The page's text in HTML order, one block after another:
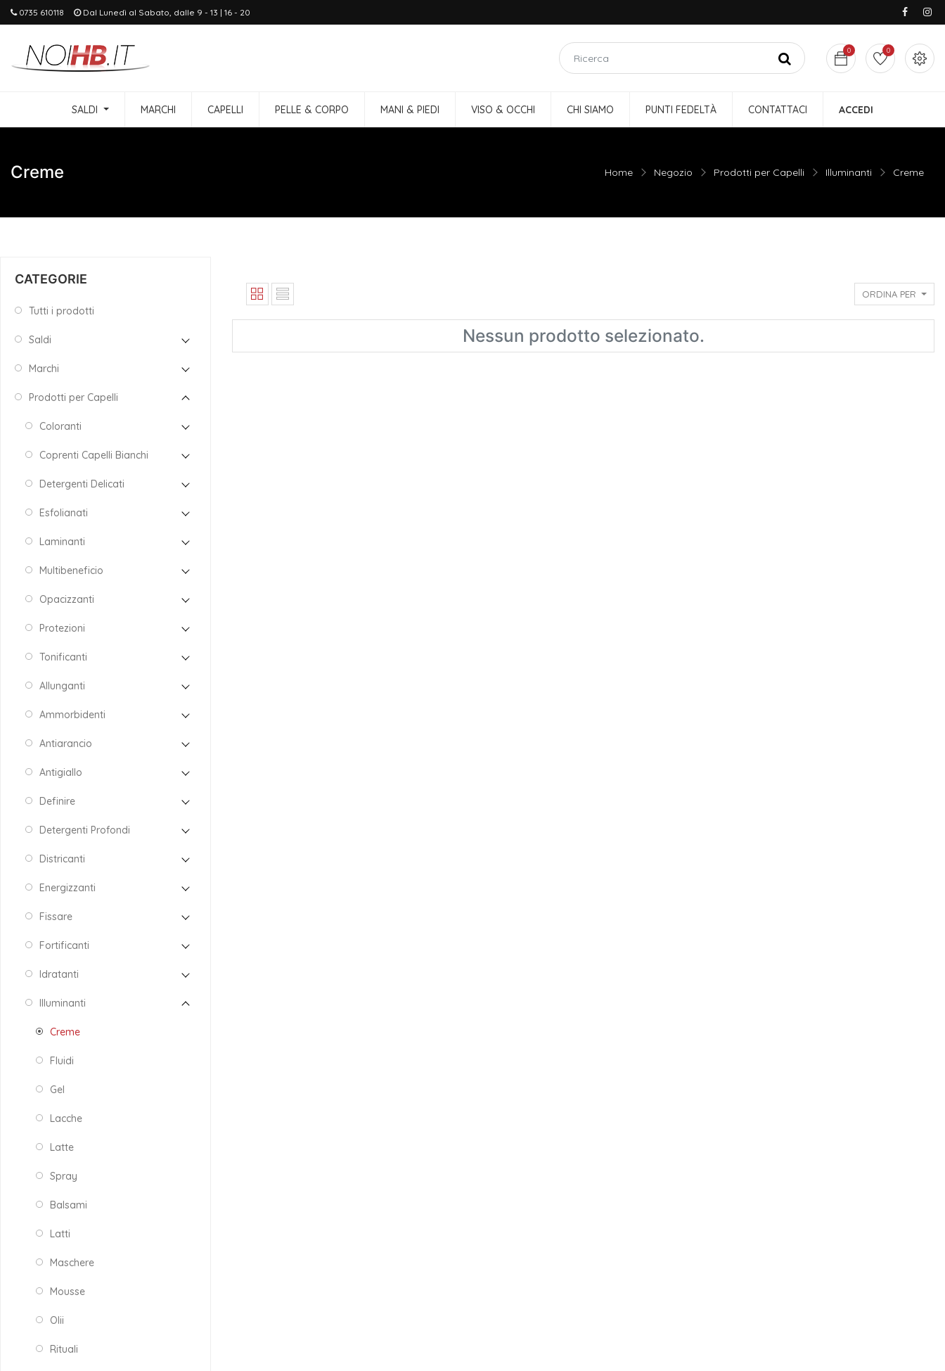
0735 610118 Dal Lunedì al Sabato, dalle 9 - 13 | 16 - 20
0 0
SALDI MARCHI CAPELLI PELLE & CORPO MANI & PIEDI VISO & OCCHI CHI SIAMO PUNTI FEDELTÀ CONTATTACI ACCEDI
Creme Home Negozio Prodotti per Capelli Illuminanti Creme
CATEGORIE
Tutti i prodotti
Saldi
Marchi
Prodotti per Capelli
Coloranti
Coprenti Capelli Bianchi
Detergenti Delicati
Esfolianati
Laminanti
Multibeneficio
Opacizzanti
Protezioni
Tonificanti
Allunganti
Ammorbidenti
Antiarancio
Antigiallo
Definire
Detergenti Profondi
Districanti
Energizzanti
Fissare
Fortificanti
Idratanti
Illuminanti
Creme
Fluidi
Gel
Lacche
Latte
Spray
Balsami
Latti
Maschere
Mousse
Olii
Rituali
ORDINA PER
Nessun prodotto selezionato.